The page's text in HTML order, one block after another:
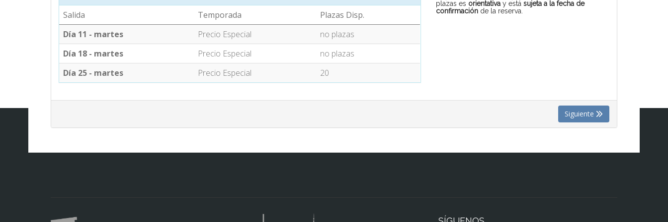
Salida
Temporada
Plazas Disp.
Día 11 - martes
Precio Especial
no plazas
Día 18 - martes
Precio Especial
no plazas
Día 25 - martes
Precio Especial 20
plazas es orientativay está sujeta a la fecha de
confirmaciónde la reserva.
Siguiente